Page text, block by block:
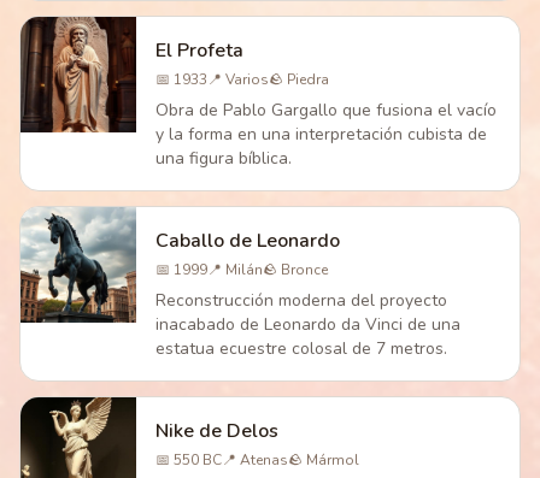
El Profeta
📅 1933📍 Varios🪨 Piedra
Obra de Pablo Gargallo que fusiona el vacío
y la forma en una interpretación cubista de
una figura bíblica.
Caballo de Leonardo
📅 1999📍 Milán🪨 Bronce
Reconstrucción moderna del proyecto
inacabado de Leonardo da Vinci de una
estatua ecuestre colosal de 7 metros.
Nike de Delos
📅 550 BC📍 Atenas🪨 Mármol